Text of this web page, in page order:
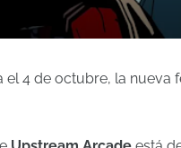
4 de octubre, la nueva